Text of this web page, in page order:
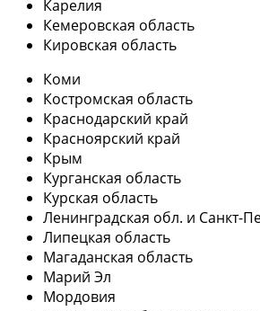
Карелия
Кемеровская область
Кировская область
Коми
Костромская область
Краснодарский край
Красноярский край
Крым
Курганская область
Курская область
Ленинградская обл. и Санкт-
Липецкая область
Магаданская область
Марий Эл
Мордовия